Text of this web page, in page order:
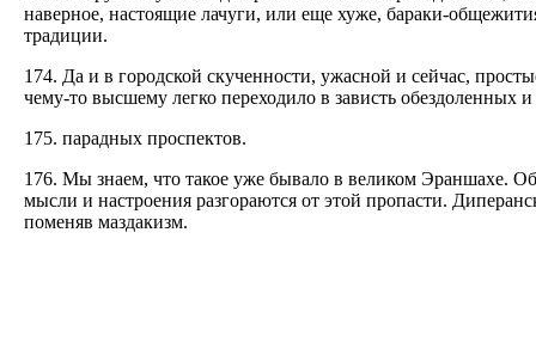
наверное, настоящие лачуги, или еще хуже, бараки-
традиции.
174. Да и в городской скученности, ужасной и сейчас,
чему-то высшему легко переходило в зависть обездоленных
175. парадных проспектов.
176. Мы знаем, что такое уже бывало в великом Эраншахе.
мысли и настроения разгораются от этой пропасти.
поменяв маздакизм.